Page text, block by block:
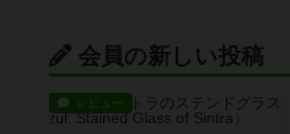
会員の新しい投稿
レビュー